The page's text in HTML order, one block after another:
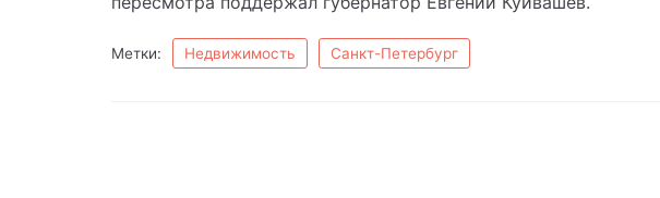
Метки: Недвижимость Санкт-Петербург